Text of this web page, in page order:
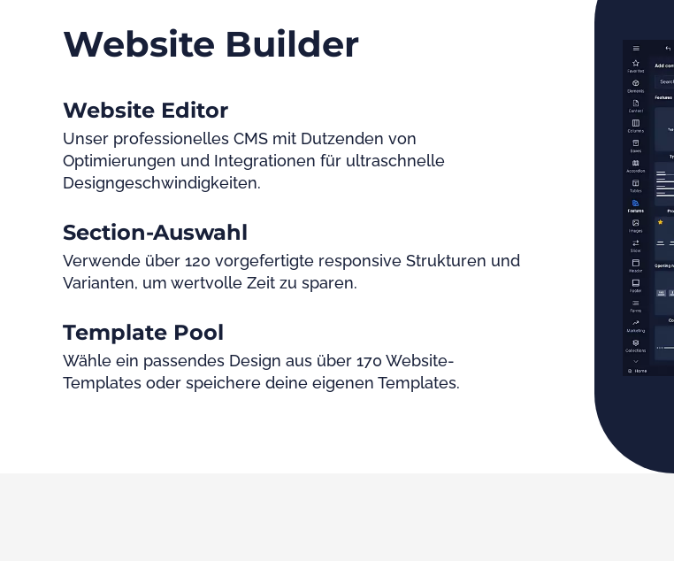
Website Builder
Website Editor
Unser professionelles CMS mit Dutzenden von
Optimierungen und Integrationen für ultraschnelle
Designgeschwindigkeiten.
Section-Auswahl
Verwende über 120 vorgefertigte responsive Strukturen und
Varianten, um wertvolle Zeit zu sparen.
Template Pool
Wähle ein passendes Design aus über 170 Website-
Templates oder speichere deine eigenen Templates.